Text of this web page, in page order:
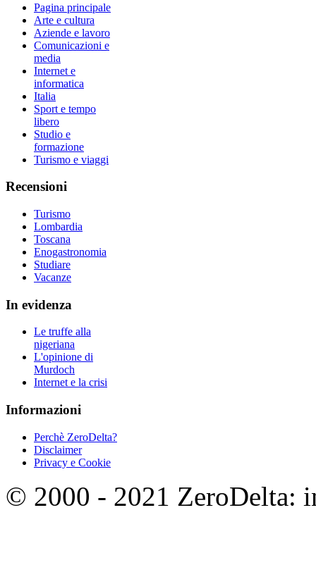
Pagina principale
Arte e cultura
Aziende e lavoro
Comunicazioni e
media
Internet e
informatica
Italia
Sport e tempo
libero
Studio e
formazione
Turismo e viaggi
Recensioni
Turismo
Lombardia
Toscana
Enogastronomia
Studiare
Vacanze
In evidenza
Le truffe alla
nigeriana
L'opinione di
Murdoch
Internet e la crisi
Informazioni
Perchè ZeroDelta?
Disclaimer
Privacy e Cookie
© 2000 - 2021 ZeroDelta: